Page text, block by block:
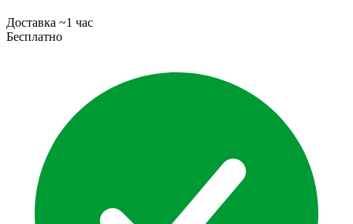
Доставка ~1 час
Бесплатно